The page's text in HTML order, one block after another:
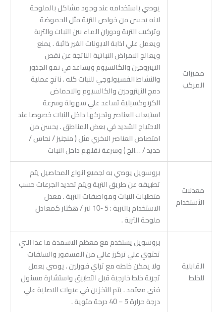
مميزات
المركب
يوصي باستخدامه عند وجود مشاكل بالملوحة
لانه يحسن من خواص التربة مثل الحموضة
وتركيب التربة ودوران الماء بين النبات والتربة
ويعمل علي اذابة الايونات الغير ذائبة . يمنع
ويعالج الامراض النباتية الناتجة عن نقص
النيتروجين والكالسيوم ويساعد في نمو الجذور
والنشاط الفسيولوجي للنبات كله . ناتج عملية
دمج النيتروجين والكالسيوم والاحماض
الكربوكسيلية تساعد علي سهولة وسرعة
استيعاب العناصر وتحركها داخل النبات خصوصا عند
الاحتياج الشديد في بعض المناطق . يحسن من
امتصاص العناصر الاخري مثل ( منجنيز / نحاس /
حديد / …الخ ) وسرعة نقلهم داخل النبات
معدلات
الأستخدام
بروسويل يوصي به لجميع انواع المحاصيل يتم
تطبيقه عن طريق التربة ويتم تحديد الجرعات حسب
متطلبات النبات ومواصفات التربة . معدل
الاستخدام بالتربة : 5 -10 لتر / هكتار كمعادل
ملوحة التربة .
القابلية
للخلط
بروسويل يستخدم مع معظم الاسمدة ما عدا التي
تحتوي علي تركيز عالي من الفسفور والسلفات
ولا يمكن خلطه مع تراي فورلين . يوصي بعمل
تجربة خلط خارجية قبل التطبيق واستشارة مسئول
فني معتمد . يتم التخزين في عبوات الاصلية علي
درجة حرارة 5 – 40 درجة مئوية .